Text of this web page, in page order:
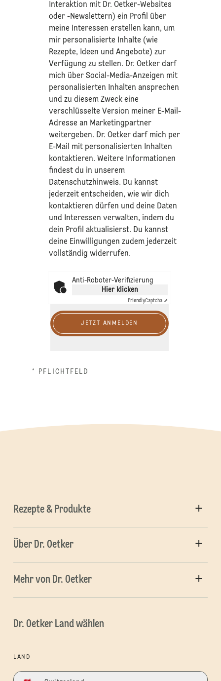
Interaktion mit Dr. Oetker-Websites
oder -Newslettern) ein Profil über
meine Interessen erstellen kann, um
mir personalisierte Inhalte (wie
Rezepte, Ideen und Angebote) zur
Verfügung zu stellen. Dr. Oetker darf
mich über Social-Media-Anzeigen mit
personalisierten Inhalten ansprechen
und zu diesem Zweck eine
verschlüsselte Version meiner E-Mail-
Adresse an Marketingpartner
weitergeben. Dr. Oetker darf mich per
E-Mail mit personalisierten Inhalten
kontaktieren. Weitere Informationen
findest du in unserem
Datenschutzhinweis. Du kannst
jederzeit entscheiden, wie wir dich
kontaktieren dürfen und deine Daten
und Interessen verwalten, indem du
dein Profil aktualisierst. Du kannst
deine Einwilligungen zudem jederzeit
vollständig widerrufen.
Anti-Roboter-Verifizierung
Hier klicken
FriendlyCaptcha ⇗
JETZT ANMELDEN
* PFLICHTFELD
Rezepte & Produkte
Über Dr. Oetker
Mehr von Dr. Oetker
Dr. Oetker Land wählen
LAND